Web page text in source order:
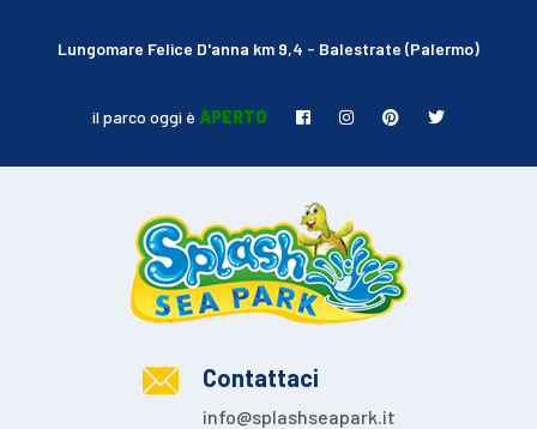
Lungomare Felice D'anna km 9,4 - Balestrate (Palermo)
il parco oggi è APERTO
Contattaci
info@splashseapark.it